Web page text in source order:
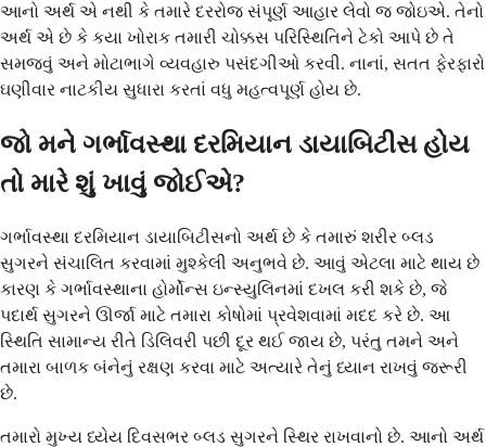
આનો અર્થ એ નથી કે તમારે દરરોજ સંપૂર્ણ આહાર લેવો જ જોઇએ. તેનો
અર્થ એ છે કે કયા ખોરાક તમારી ચોક્કસ પરિસ્થિતિને ટેકો આપે છે તે
સમજવું અને મોટાભાગે વ્યવહારુ પસંદગીઓ કરવી. નાનાં, સતત ફેરફારો
ઘણીવાર નાટકીય સુધારા કરતાં વધુ મહત્વપૂર્ણ હોય છે.
જો મને ગર્ભાવસ્થા દરમિયાન ડાયાબિટીસ હોય
તો મારે શું ખાવું જોઈએ?
ગર્ભાવસ્થા દરમિયાન ડાયાબિટીસનો અર્થ છે કે તમારું શરીર બ્લડ
સુગરને સંચાલિત કરવામાં મુશ્કેલી અનુભવે છે. આવું એટલા માટે થાય છે
કારણ કે ગર્ભાવસ્થાના હોર્મોન્સ ઇન્સ્યુલિનમાં દખલ કરી શકે છે, જે
પદાર્થ સુગરને ઊર્જા માટે તમારા કોષોમાં પ્રવેશવામાં મદદ કરે છે. આ
સ્થિતિ સામાન્ય રીતે ડિલિવરી પછી દૂર થઈ જાય છે, પરંતુ તમને અને
તમારા બાળક બંનેનું રક્ષણ કરવા માટે અત્યારે તેનું ધ્યાન રાખવું જરૂરી
છે.
તમારો મુખ્ય ધ્યેય દિવસભર બ્લડ સુગરને સ્થિર રાખવાનો છે. આનો અર્થ